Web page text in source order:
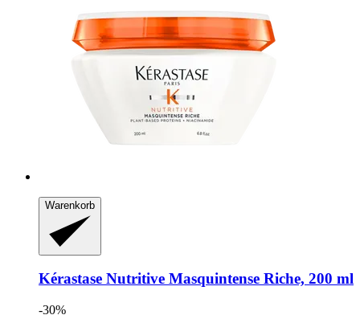
Warenkorb
Kérastase Nutritive Masquintense Riche, 200 ml
-30%